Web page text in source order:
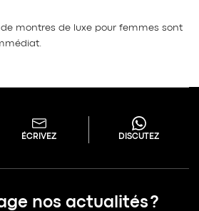
montres de luxe pour femmes sont
ÉCRIVEZ DISCUTEZ
nos actualités ?